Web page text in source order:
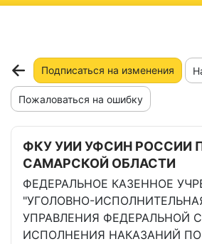
Подписаться на изменения
Пожаловаться на ошибку
ФКУ УИИ УФСИН РОССИИ
САМАРСКОЙ ОБЛАСТИ
ФЕДЕРАЛЬНОЕ КАЗЕННОЕ
"УГОЛОВНО-
УПРАВЛЕНИЯ ФЕДЕРАЛЬНОЙ
ИСПОЛНЕНИЯ НАКАЗАНИЙ